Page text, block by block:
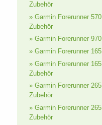
Zubehör
» Garmin Forerunner
Zubehör
» Garmin Forerunner
» Garmin Forerunner
» Garmin Forerunner
Zubehör
» Garmin Forerunner
Zubehör
» Garmin Forerunner
Zubehör